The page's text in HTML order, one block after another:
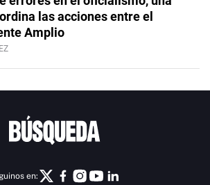
las acciones entre el
Amplio
en: